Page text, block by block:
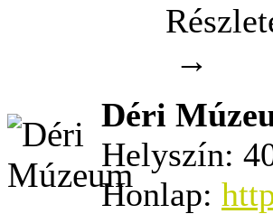
→
Déri
Helyszín:
Honlap: